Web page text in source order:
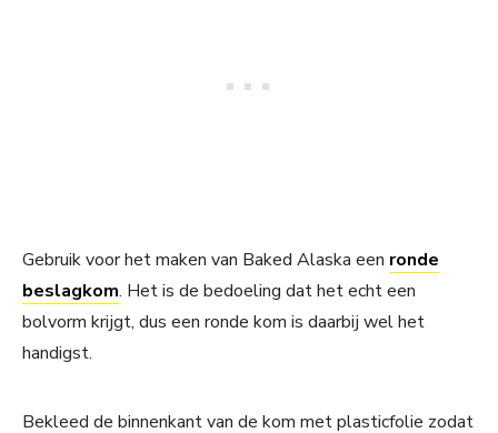
Gebruik voor het maken van Baked Alaska een ronde
beslagkom. Het is de bedoeling dat het echt een
bolvorm krijgt, dus een ronde kom is daarbij wel het
handigst.
Bekleed de binnenkant van de kom met plasticfolie zodat